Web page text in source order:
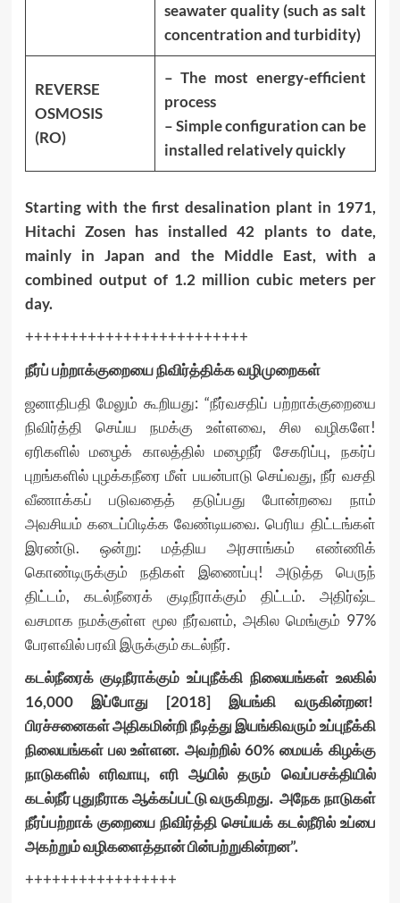
seawater quality (such as salt
concentration and turbidity)
REVERSE
OSMOSIS
(RO)
– The most energy-efficient
process
– Simple configuration can be
installed relatively quickly
Starting with the first desalination plant in 1971,
Hitachi Zosen has installed 42 plants to date,
mainly in Japan and the Middle East, with a
combined output of 1.2 million cubic meters per
day.
+++++++++++++++++++++++++
நீர்ப் பற்றாக்குறையை நிவிர்த்திக்க வழிமுறைகள்
ஜனாதிபதி மேலும் கூறியது: “நீர்வசதிப் பற்றாக்குறையை
நிவிர்த்தி செய்ய நமக்கு உள்ளவை, சில வழிகளே!
ஏரிகளில் மழைக் காலத்தில் மழைநீர் சேகரிப்பு, நகர்ப்
புறங்களில் புழக்கநீரை மீள் பயன்பாடு செய்வது, நீர் வசதி
வீணாக்கப் படுவதைத் தடுப்பது போன்றவை நாம்
அவசியம் கடைப்பிடிக்க வேண்டியவை. பெரிய திட்டங்கள்
இரண்டு. ஒன்று: மத்திய அரசாங்கம் எண்ணிக்
கொண்டிருக்கும் நதிகள் இணைப்பு! அடுத்த பெருந்
திட்டம், கடல்நீரைக் குடிநீராக்கும் திட்டம். அதிர்ஷ்ட
வசமாக நமக்குள்ள மூல நீர்வளம், அகில மெங்கும் 97%
பேரளவில் பரவி இருக்கும் கடல்நீர்.
கடல்நீரைக் குடிநீராக்கும் உப்புநீக்கி நிலையங்கள் உலகில்
16,000 இப்போது [2018] இயங்கி வருகின்றன!
பிரச்சனைகள் அதிகமின்றி நீடித்து இயங்கிவரும் உப்புநீக்கி
நிலையங்கள் பல உள்ளன. அவற்றில் 60% மையக் கிழக்கு
நாடுகளில் எரிவாயு, எரி ஆயில் தரும் வெப்பசக்தியில்
கடல்நீர் புதுநீராக ஆக்கப்பட்டு வருகிறது. அநேக நாடுகள்
நீர்ப்பற்றாக் குறையை நிவிர்த்தி செய்யக் கடல்நீரில் உப்பை
அகற்றும் வழிகளைத்தான் பின்பற்றுகின்றன”.
+++++++++++++++++